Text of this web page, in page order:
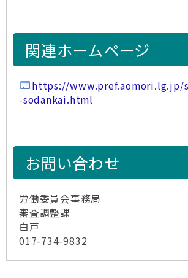
関連ホームページ
https://
-sodankai.html
お問い合わせ
労働委員会事務局
審査調整課
白戸
017-734-9832